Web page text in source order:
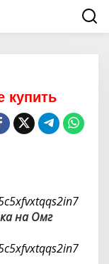
купить
на Омг